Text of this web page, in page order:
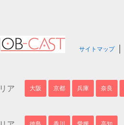
サイトマップ
ア 大阪 京都 兵庫 奈良